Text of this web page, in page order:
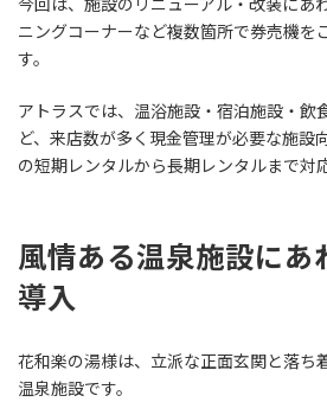
今回は、施設のリニューアル・改装にあ
ニングコーナーなど複数箇所で券売機を
す。
アトラスでは、温浴施設・宿泊施設・飲
ど、来店数が多く現金管理が必要な施設
の短期レンタルから長期レンタルまで対
風情ある温泉施設にあ
導入
花和楽の湯様は、立派な正面玄関と落ち
温泉施設です。